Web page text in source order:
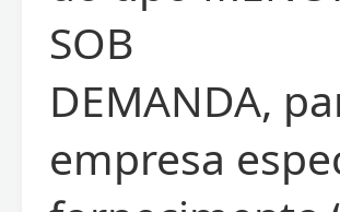
SOB
DEMANDA,
empresa